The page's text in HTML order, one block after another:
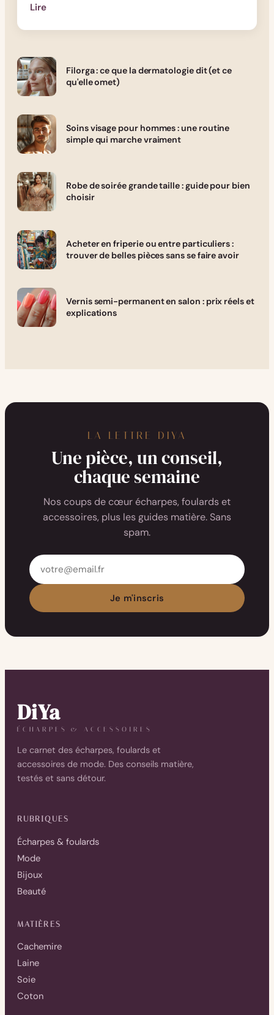
Lire
:
Boucles
pendantes
argent
:
choisir
Filorga : ce que la dermatologie dit (et ce
qu'elle omet)
Soins visage pour hommes : une routine
simple qui marche vraiment
Robe de soirée grande taille : guide pour bien
choisir
Acheter en friperie ou entre particuliers :
trouver de belles pièces sans se faire avoir
Vernis semi-permanent en salon : prix réels et
explications
LA LETTRE DIYA
Une pièce, un conseil,
chaque semaine
Nos coups de cœur écharpes, foulards et
accessoires, plus les guides matière. Sans
spam.
Adresse
email
Je m'inscris
DiYa
ÉCHARPES & ACCESSOIRES
Le carnet des écharpes, foulards et
accessoires de mode. Des conseils matière,
testés et sans détour.
RUBRIQUES
Écharpes & foulards
Mode
Bijoux
Beauté
MATIÈRES
Cachemire
Laine
Soie
Coton